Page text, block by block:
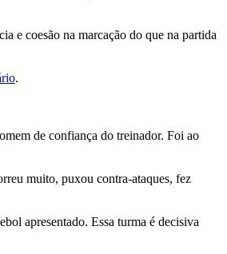
e coesão na marcação do que na partida
.
de confiança do treinador. Foi ao
muito, puxou contra-ataques, fez
apresentado. Essa turma é decisiva